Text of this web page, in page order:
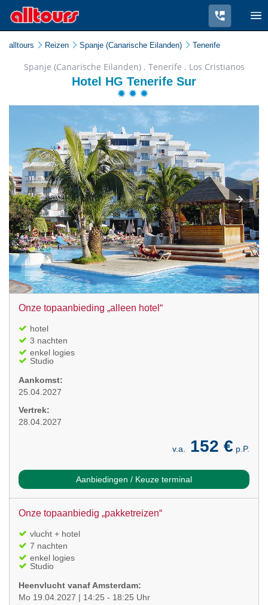
alltours Reizen Spanje (Canarische Eilanden) Tenerife
Spanje (Canarische Eilanden) . Tenerife . Los Cristianos
Hotel HG Tenerife Sur
Onze topaanbieding „alleen hotel“
hotel
3 nachten
enkel logies
Studio
Aankomst:
25.04.2027
Vertrek:
28.04.2027
v.a. 152 € p.P.
Aanbiedingen / Keuze terminal
Onze topaanbiedig „pakketreizen“
vlucht + hotel
7 nachten
enkel logies
Studio
Heenvlucht vanaf Amsterdam:
Mo 19.04.2027 | 14:25 - 18:25 Uhr